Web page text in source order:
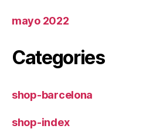
mayo 2022
Categories
shop-barcelona
shop-index